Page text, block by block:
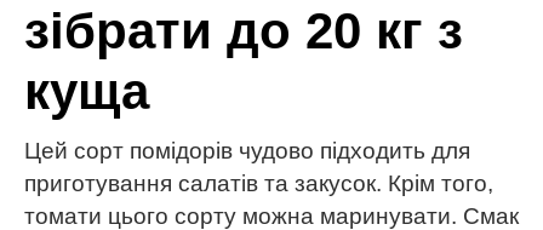
зібрати до 20 кг з
куща
Цей сорт помідорів чудово підходить для
приготування салатів та закусок. Крім того,
томати цього сорту можна маринувати. Смак